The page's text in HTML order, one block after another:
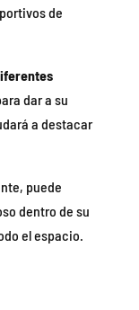
de
dar a su
a destacar
puede
dentro de su
el espacio.